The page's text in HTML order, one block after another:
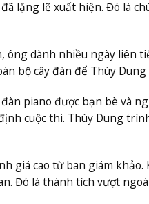
lặng lẽ xuất hiện. Đó là
ông dành nhiều ngày liên
bộ cây đàn để Thùy
piano được bạn bè và
cuộc thi. Thùy Dung
giá cao từ ban giám
Đó là thành tích vượt